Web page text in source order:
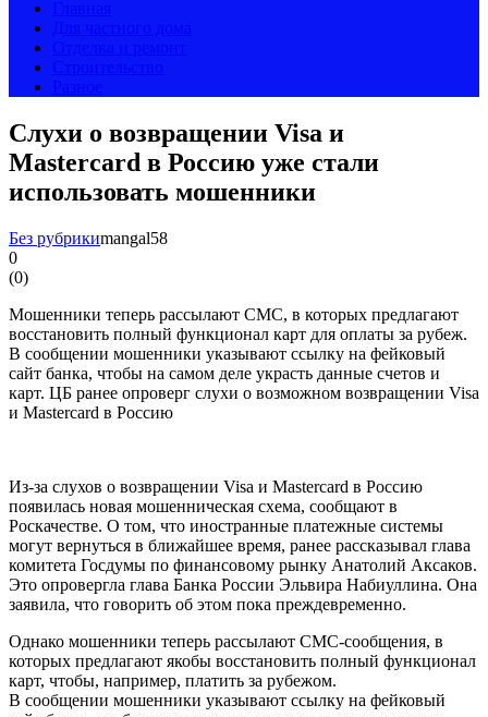
Слухи о возвращении Visa и
Mastercard в Россию уже стали
использовать мошенники
Без рубрикиmangal58
0
(0)
Мошенники теперь рассылают СМС, в которых предлагают
восстановить полный функционал карт для оплаты за рубеж.
В сообщении мошенники указывают ссылку на фейковый
сайт банка, чтобы на самом деле украсть данные счетов и
карт. ЦБ ранее опроверг слухи о возможном возвращении Visa
и Mastercard в Россию
Из-за слухов о возвращении Visa и Mastercard в Россию
появилась новая мошенническая схема, сообщают в
Роскачестве. О том, что иностранные платежные системы
могут вернуться в ближайшее время, ранее рассказывал глава
комитета Госдумы по финансовому рынку Анатолий Аксаков.
Это опровергла глава Банка России Эльвира Набиуллина. Она
заявила, что говорить об этом пока преждевременно.
Однако мошенники теперь рассылают СМС-сообщения, в
которых предлагают якобы восстановить полный функционал
карт, чтобы, например, платить за рубежом.
В сообщении мошенники указывают ссылку на фейковый